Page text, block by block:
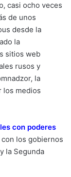
casi ocho veces
de unos
desde la
la
sitios web
rusos y
la
los medios
con poderes
los gobiernos
la Segunda